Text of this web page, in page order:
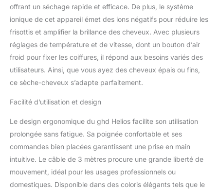
- 2 réglages de vitesse -
1 bouton air froid -
cordon de 3m - 2 ans de
garantie consommateur.
offrant un séchage rapide et efficace. De plus, le système
ionique de cet appareil émet des ions négatifs pour réduire les
frisottis et amplifier la brillance des cheveux. Avec plusieurs
réglages de température et de vitesse, dont un bouton d’air
froid pour fixer les coiffures, il répond aux besoins variés des
utilisateurs. Ainsi, que vous ayez des cheveux épais ou fins,
ce sèche-cheveux s’adapte parfaitement.
Facilité d’utilisation et design
Le design ergonomique du ghd Helios facilite son utilisation
prolongée sans fatigue. Sa poignée confortable et ses
commandes bien placées garantissent une prise en main
intuitive. Le câble de 3 mètres procure une grande liberté de
mouvement, idéal pour les usages professionnels ou
domestiques. Disponible dans des coloris élégants tels que le